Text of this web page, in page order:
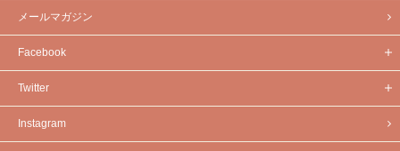
メールマガジン
Facebook
Twitter
Instagram